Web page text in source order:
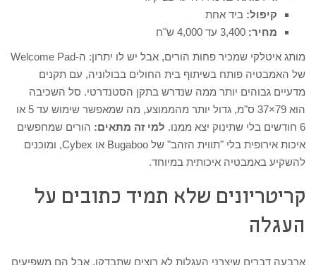
קיפול: ביד אחת
מחיר:
מותג איטלקי שמכיר פחות הורים, אבל יש לו יתרון: ה-Welcome Pad
של האמבטיה פותח בשיתוף בית החולים בבולוניה, עם תקנים
מדעיים גבוהים יותר ממה שנדרש בתקן הסטנדרטי. סל השכיבה
הוא 79×37 ס"מ, גדול יותר מהממוצע, מה שמאפשר שימוש עד 5 או
6 חודשים בלי שתינוק יצא ממנו.
למי זה מתאים: הורים שמחפשים
איכות אירופית בלי "תווית הזהב" של Bugaboo או Cybex, ומוכנים
להשקיע באמבטיה איכותית במיוחד.
קריטריונים שלא תמיד כתובים על
העגלה
ארבעה דברים שיצרני העגלות לא רוצים שתבדקו, אבל הם משפיעים